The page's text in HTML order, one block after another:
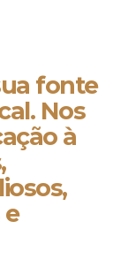
fonte
Nos
à